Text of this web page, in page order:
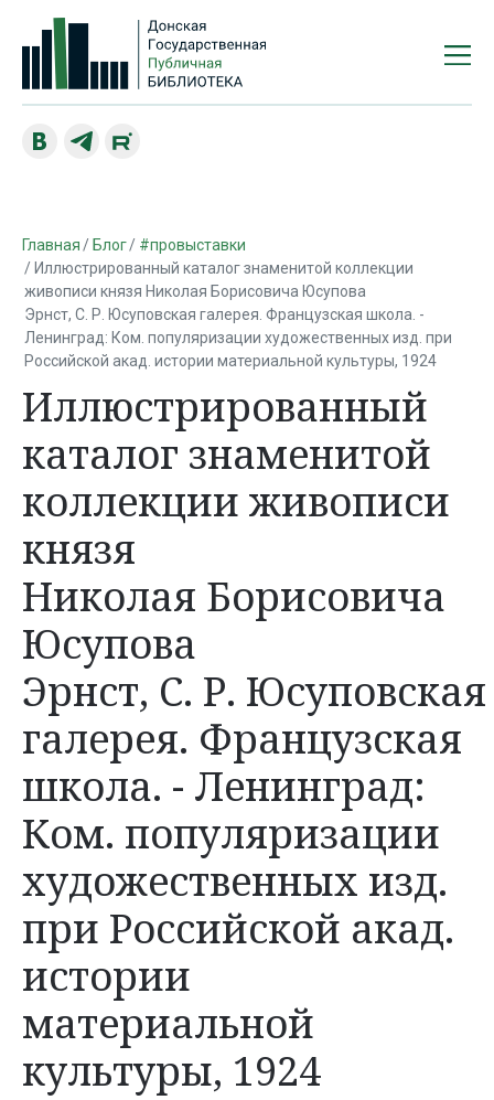
Главная Блог
#провыставки
Иллюстрированный каталог знаменитой коллекции
живописи князя Николая Борисовича Юсупова
Эрнст, С. Р. Юсуповская галерея. Французская школа. -
Ленинград: Ком. популяризации художественных изд. при
Российской акад. истории материальной культуры, 1924
Иллюстрированный
каталог знаменитой
коллекции живописи
князя
Николая Борисовича
Юсупова
Эрнст, С. Р. Юсуповская
галерея. Французская
школа. - Ленинград:
Ком. популяризации
художественных изд.
при Российской акад.
истории
материальной
культуры, 1924